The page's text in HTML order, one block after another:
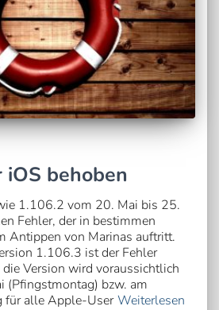
behoben
1.106.2 vom 20. Mai bis 25.
Fehler, der in bestimmen
Antippen von Marinas auftritt.
1.106.3 ist der Fehler
Version wird voraussichtlich
(Pfingstmontag) bzw. am
für alle Apple-User Weiterlesen